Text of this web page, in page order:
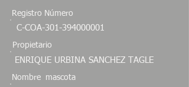
Registro Número
C-COA-301-394000001
Propietario
ENRIQUE URBINA SANCHEZ TAGLE
Nombre mascota